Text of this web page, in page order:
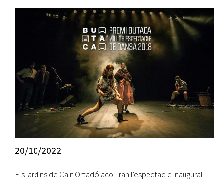
20/10/2022
Els jardins de Ca n'Ortadó acolliran l'espectacle inaugural